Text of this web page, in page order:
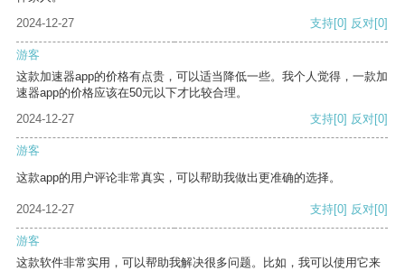
2024-12-27
支持[0] 反对[0]
游客
这款加速器app的价格有点贵，可以适当降低一些。我个人觉得，一款加
速器app的价格应该在50元以下才比较合理。
2024-12-27
支持[0] 反对[0]
游客
这款app的用户评论非常真实，可以帮助我做出更准确的选择。
2024-12-27 支持[0] 反对[0]
游客
这款软件非常实用，可以帮助我解决很多问题。比如，我可以使用它来